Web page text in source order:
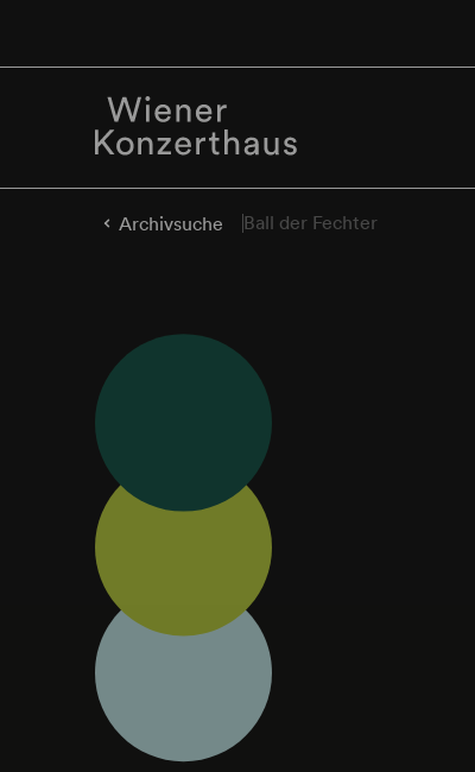
Archivsuche Ball der Fechter